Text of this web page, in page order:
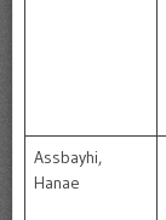
Assbayhi,
Hanae